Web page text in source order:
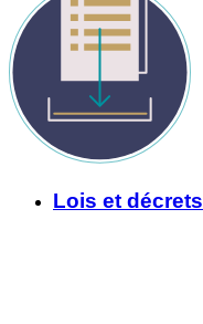
Lois et décrets